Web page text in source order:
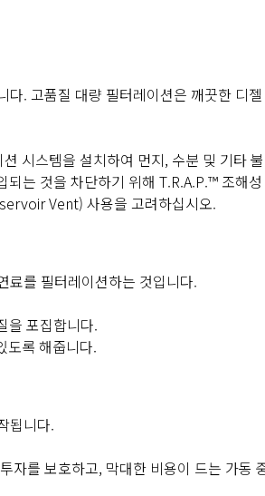
. 고품질 대량 필터레이션은 깨끗한 디
시스템을 설치하여 먼지, 수분 및 기타
는 것을 차단하기 위해 T.R.A.P.™ 조해
Vent) 사용을 고려하십시오.
료를 필터레이션하는 것입니다.
을 포집합니다.
도록 해줍니다.
됩니다.
자를 보호하고, 막대한 비용이 드는 가동